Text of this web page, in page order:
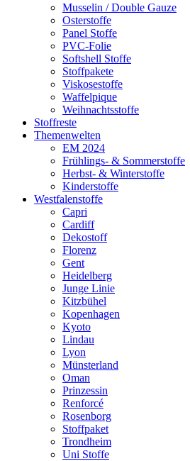
Musselin / Double Gauze
Osterstoffe
Panel Stoffe
PVC-Folie
Softshell Stoffe
Stoffpakete
Viskosestoffe
Waffelpique
Weihnachtsstoffe
Stoffreste
Themenwelten
EM 2024
Frühlings- & Sommerstoffe
Herbst- & Winterstoffe
Kinderstoffe
Westfalenstoffe
Capri
Cardiff
Dekostoff
Florenz
Gent
Heidelberg
Junge Linie
Kitzbühel
Kopenhagen
Kyoto
Lindau
Lyon
Münsterland
Oman
Prinzessin
Renforcé
Rosenborg
Stoffpaket
Trondheim
Uni Stoffe